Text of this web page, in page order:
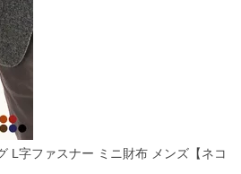
L字ファスナー ミニ財布 メンズ【ネコ